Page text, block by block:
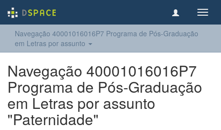
Navegação 40001016016P7 Programa de Pós-Graduação
em Letras por assunto
Navegação 40001016016P7
Programa de Pós-Graduação
em Letras por assunto
"Paternidade"